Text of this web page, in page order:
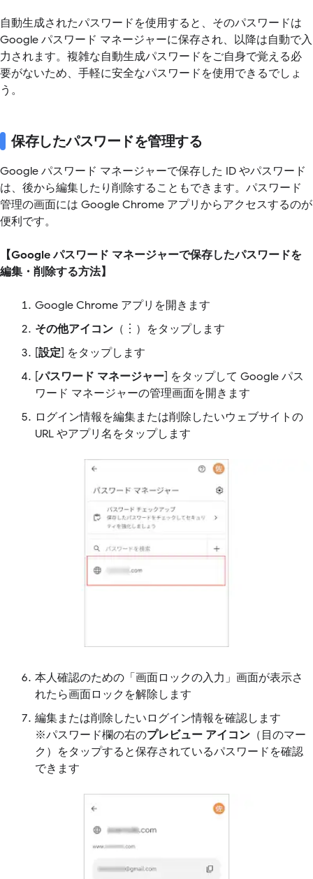
自動生成されたパスワードを使用すると、そのパスワードは
Google パスワード マネージャーに保存され、以降は自動で入
力されます。複雑な自動生成パスワードをご自身で覚える必
要がないため、手軽に安全なパスワードを使用できるでしょ
う。
保存したパスワードを管理する
Google パスワード マネージャーで保存した ID やパスワード
は、後から編集したり削除することもできます。パスワード
管理の画面には Google Chrome アプリからアクセスするのが
便利です。
【Google パスワード マネージャーで保存したパスワードを
編集・削除する方法】
Google Chrome アプリを開きます
その他アイコン （︙）をタップします
[設定] をタップします
[パスワード マネージャー] をタップして Google パス
ワード マネージャーの管理画面を開きます
ログイン情報を編集または削除したいウェブサイトの
URL やアプリ名をタップします
本人確認のための「画面ロックの入力」画面が表示さ
れたら画面ロックを解除します
編集または削除したいログイン情報を確認します
※パスワード欄の右のプレビュー アイコン （目のマー
ク）をタップすると保存されているパスワードを確認
できます